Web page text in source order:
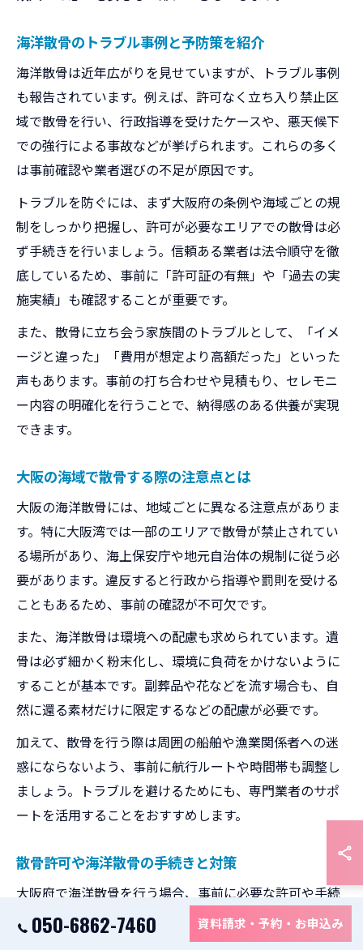
海洋散骨のトラブル事例と予防策を紹介
海洋散骨は近年広がりを見せていますが、トラブル事例
も報告されています。例えば、許可なく立ち入り禁止区
域で散骨を行い、行政指導を受けたケースや、悪天候下
での強行による事故などが挙げられます。これらの多く
は事前確認や業者選びの不足が原因です。
トラブルを防ぐには、まず大阪府の条例や海域ごとの規
制をしっかり把握し、許可が必要なエリアでの散骨は必
ず手続きを行いましょう。信頼ある業者は法令順守を徹
底しているため、事前に「許可証の有無」や「過去の実
施実績」も確認することが重要です。
また、散骨に立ち会う家族間のトラブルとして、「イメ
ージと違った」「費用が想定より高額だった」といった
声もあります。事前の打ち合わせや見積もり、セレモニ
ー内容の明確化を行うことで、納得感のある供養が実現
できます。
大阪の海域で散骨する際の注意点とは
大阪の海洋散骨には、地域ごとに異なる注意点がありま
す。特に大阪湾では一部のエリアで散骨が禁止されてい
る場所があり、海上保安庁や地元自治体の規制に従う必
要があります。違反すると行政から指導や罰則を受ける
こともあるため、事前の確認が不可欠です。
また、海洋散骨は環境への配慮も求められています。遺
骨は必ず細かく粉末化し、環境に負荷をかけないように
することが基本です。副葬品や花などを流す場合も、自
然に還る素材だけに限定するなどの配慮が必要です。
加えて、散骨を行う際は周囲の船舶や漁業関係者への迷
惑にならないよう、事前に航行ルートや時間帯も調整し
ましょう。トラブルを避けるためにも、専門業者のサポ
ートを活用することをおすすめします。
散骨許可や海洋散骨の手続きと対策
大阪府で海洋散骨を行う場合、事前に必要な許可や手続
きを理解しておくことが重要です。一般的に、海洋散骨
自体は法律で明確に禁止されていませんが、場所によっ
050-6862-7460 資料請求・予約・お申込み